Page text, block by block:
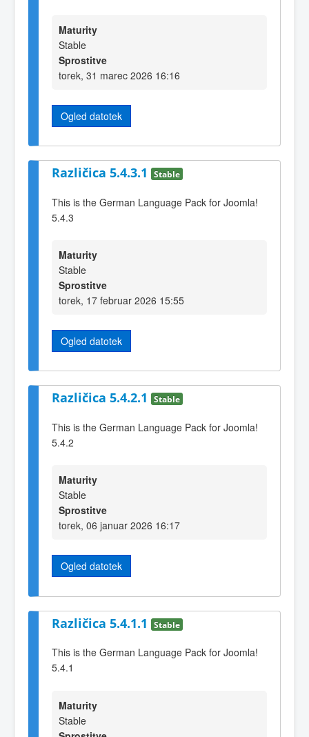
Maturity
Stable
Sprostitve
torek, 31 marec 2026 16:16
Ogled datotek
Različica 5.4.3.1 Stable
This is the German Language Pack for Joomla!
5.4.3
Maturity
Stable
Sprostitve
torek, 17 februar 2026 15:55
Ogled datotek
Različica 5.4.2.1 Stable
This is the German Language Pack for Joomla!
5.4.2
Maturity
Stable
Sprostitve
torek, 06 januar 2026 16:17
Ogled datotek
Različica 5.4.1.1 Stable
This is the German Language Pack for Joomla!
5.4.1
Maturity
Stable